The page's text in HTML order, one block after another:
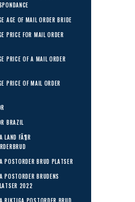
AGE OF MAIL ORDER BRIDE
PRICE FOR MAIL ORDER
PRICE OF A MAIL ORDER
PRICE OF MAIL ORDER
BRAZIL
LAND FÃ¶R
POSTORDER BRUD PLATSER
POSTORDER BRUDENS
2022
RIKTIGA POSTORDER BRUD